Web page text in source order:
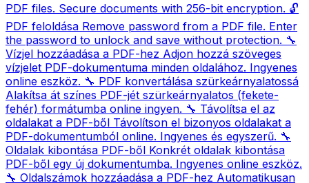
PDF files. Secure documents with 256-bit encryption. 🔓
PDF feloldása Remove password from a PDF file. Enter
the password to unlock and save without protection. 🔧
Vízjel hozzáadása a PDF-hez Adjon hozzá szöveges
vízjelet PDF-dokumentuma minden oldalához. Ingyenes
online eszköz. 🔧 PDF konvertálása szürkeárnyalatossá
Alakítsa át színes PDF-jét szürkeárnyalatos (fekete-
fehér) formátumba online ingyen. 🔧 Távolítsa el az
oldalakat a PDF-ből Távolítson el bizonyos oldalakat a
PDF-dokumentumból online. Ingyenes és egyszerű. 🔧
Oldalak kibontása PDF-ből Konkrét oldalak kibontása
PDF-ből egy új dokumentumba. Ingyenes online eszköz.
🔧 Oldalszámok hozzáadása a PDF-hez Automatikusan